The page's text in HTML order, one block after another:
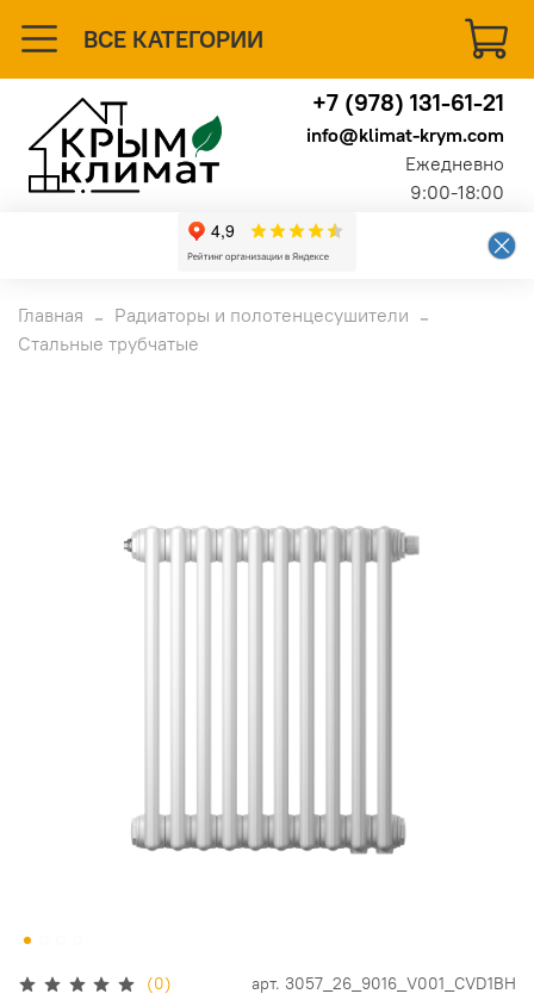
ВСЕ КАТЕГОРИИ
+7 (978) 131-61-21
info@klimat-krym.com
Ежедневно
9:00-18:00
Главная
Радиаторы и полотенцесушители
Стальные трубчатые
(0) арт. 3057_26_9016_V001_CVD1BH